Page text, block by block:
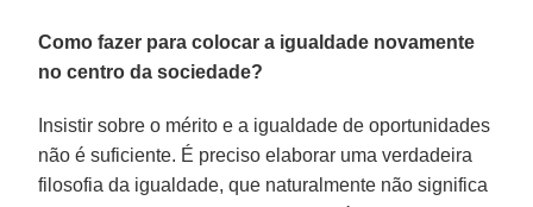
Como fazer para colocar a igualdade novamente
no centro da sociedade?
Insistir sobre o mérito e a igualdade de oportunidades
não é suficiente. É preciso elaborar uma verdadeira
filosofia da igualdade, que naturalmente não significa